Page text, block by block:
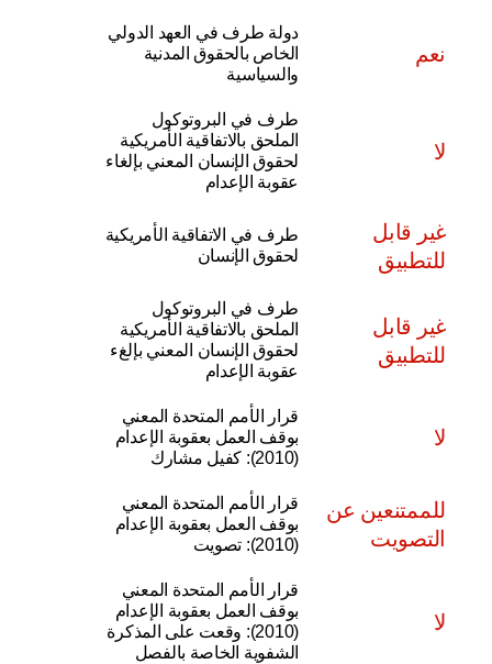
نعم
دولة طرف في العهد الدولي
الخاص بالحقوق المدنية
والسياسية
لا
طرف في البروتوكول
الملحق بالاتفاقية الأمريكية
لحقوق الإنسان المعني بإلغاء
عقوبة الإعدام
غير قابل
للتطبيق
طرف في الاتفاقية الأمريكية
لحقوق الإنسان
غير قابل
للتطبيق
طرف في البروتوكول
الملحق بالاتفاقية الأمريكية
لحقوق الإنسان المعني بإلغء
عقوبة الإعدام
لا
قرار الأمم المتحدة المعني
بوقف العمل بعقوبة الإعدام
(2010): كفيل مشارك
للممتنعين عن
التصويت
قرار الأمم المتحدة المعني
بوقف العمل بعقوبة الإعدام
(2010): تصويت
لا
قرار الأمم المتحدة المعني
بوقف العمل بعقوبة الإعدام
(2010): وقعت على المذكرة
الشفوية الخاصة بالفصل